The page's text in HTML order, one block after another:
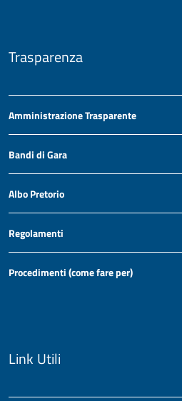
Trasparenza
Amministrazione Trasparente
Bandi di Gara
Albo Pretorio
Regolamenti
Procedimenti (come fare per)
Link Utili